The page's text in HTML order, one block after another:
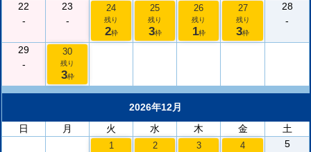
22
-
23
-
24
残り
2枠
25
残り
3枠
26
残り
1枠
27
残り
3枠
28
-
29
-
30
残り
3枠
2026年12月
日
月 火 水 木 金 土
1 2 3 4
5